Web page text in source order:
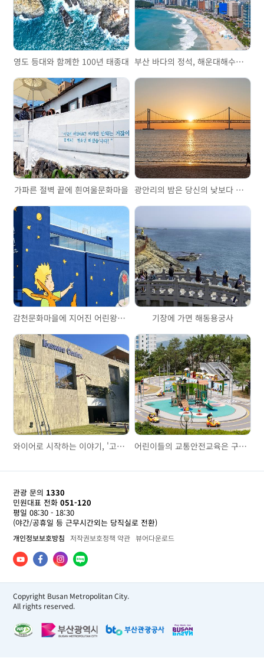
영도 등대와 함께한 100년 태종대 부산 바다의 정석, 해운대해수욕장
가파른 절벽 끝에 흰여울문화마을 광안리의 밤은 당신의 낮보다 아름답다
감천문화마을에 지어진 어린왕자의 집, 리틀 프린스 하우스 기장에 가면 해동용궁사
와이어로 시작하는 이야기, '고려제강기념관'을 걷다 어린이들의 교통안전교육은 구포어린이교통공원에서
관광 문의 1330
민원대표 전화 051-120
평일 08:30 - 18:30
(야간/공휴일 등 근무시간외는 당직실로 전환)
개인정보보호방침 저작권보호정책 약관 뷰어다운로드
Copyright Busan Metropolitan City.
All rights reserved.